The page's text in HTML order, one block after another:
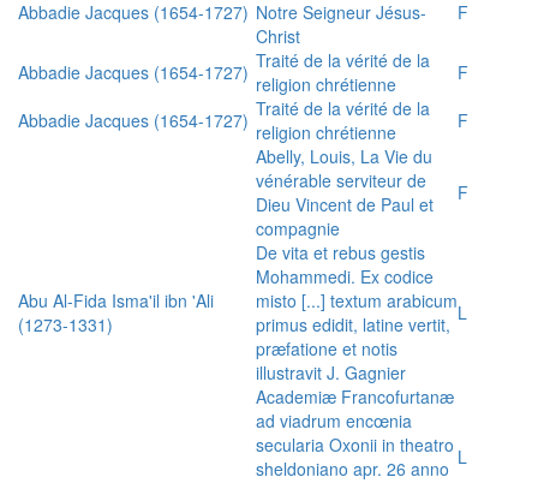
Abbadie Jacques (1654-1727) Notre Seigneur Jésus-
Christ
F
Abbadie Jacques (1654-1727) Traité de la vérité de la
religion chrétienne
F
Abbadie Jacques (1654-1727) Traité de la vérité de la
religion chrétienne
F
Abelly, Louis, La Vie du
vénérable serviteur de
Dieu Vincent de Paul et
compagnie
F
Abu Al-Fida Isma'il ibn 'Ali
(1273-1331)
De vita et rebus gestis
Mohammedi. Ex codice
misto [...] textum arabicum
primus edidit, latine vertit,
præfatione et notis
illustravit J. Gagnier
L
Academiæ Francofurtanæ
ad viadrum encœnia
secularia Oxonii in theatro
sheldoniano apr. 26 anno L